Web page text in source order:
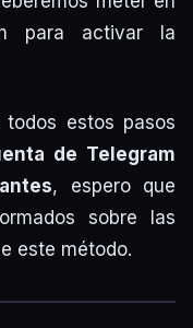
para activar la
todos estos pasos
de Telegram
, espero que
sobre las
este método.